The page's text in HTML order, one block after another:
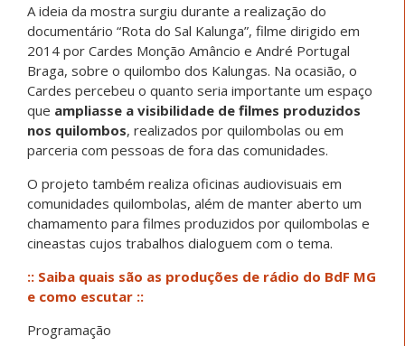
A ideia da mostra surgiu durante a realização do
documentário “Rota do Sal Kalunga”, filme dirigido em
2014 por Cardes Monção Amâncio e André Portugal
Braga, sobre o quilombo dos Kalungas. Na ocasião, o
Cardes percebeu o quanto seria importante um espaço
que ampliasse a visibilidade de filmes produzidos
nos quilombos, realizados por quilombolas ou em
parceria com pessoas de fora das comunidades.
O projeto também realiza oficinas audiovisuais em
comunidades quilombolas, além de manter aberto um
chamamento para filmes produzidos por quilombolas e
cineastas cujos trabalhos dialoguem com o tema.
:: Saiba quais são as produções de rádio do BdF MG
e como escutar ::
Programação